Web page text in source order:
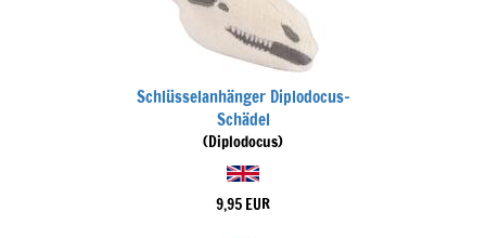
Schlüsselanhänger Diplodocus-
Schädel
(Diplodocus)
9,95 EUR